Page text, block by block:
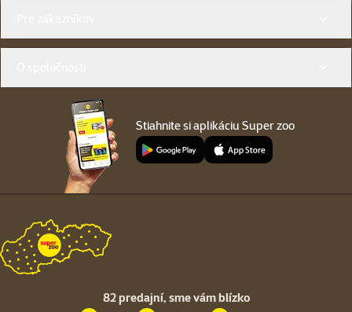
Stiahnite si aplikáciu Super zoo
82 predajní, sme vám blízko